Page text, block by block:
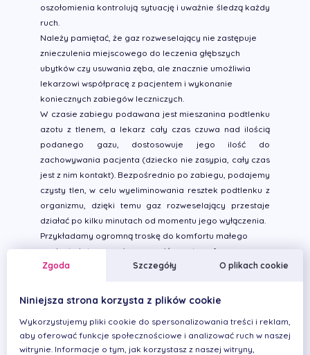
oszołomienia kontrolują sytuację i uważnie śledzą każdy
ruch.
Należy pamiętać, że gaz rozweselający nie zastępuje
znieczulenia miejscowego do leczenia głębszych
ubytków czy usuwania zęba, ale znacznie umożliwia
lekarzowi współpracę z pacjentem i wykonanie
koniecznych zabiegów leczniczych.
W czasie zabiegu podawana jest mieszanina podtlenku
azotu z tlenem, a lekarz cały czas czuwa nad ilością
podanego gazu, dostosowuje jego ilość do
zachowywania pacjenta (dziecko nie zasypia, cały czas
jest z nim kontakt). Bezpośrednio po zabiegu, podajemy
czysty tlen, w celu wyeliminowania resztek podtlenku z
organizmu, dzięki temu gaz rozweselający przestaje
działać po kilku minutach od momentu jego wyłączenia.
Przykładamy ogromną troskę do komfortu małego
pacjenta i staramy się zapewnić mu atmosferę
wyciszenia umożliwiającą osiągnięcie stanu relaksacji,
wypracowanego toru oddychania i "wybudza" z sedacji.
chętnie wraca do gabinetu, oczywiście ze swoją
ulubioną maseczką. Co ważne nawiązuje też więź ze
Zgoda Szczegóły O plikach cookie
Niniejsza strona korzysta z plików cookie
Wykorzystujemy pliki cookie do spersonalizowania treści i reklam,
aby oferować funkcje społecznościowe i analizować ruch w naszej
witrynie. Informacje o tym, jak korzystasz z naszej witryny,